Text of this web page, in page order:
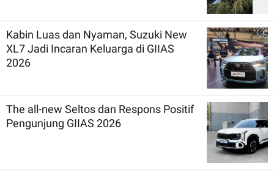
Kabin Luas dan Nyaman, Suzuki New
XL7 Jadi Incaran Keluarga di GIIAS
2026
The all-new Seltos dan Respons Positif
Pengunjung GIIAS 2026